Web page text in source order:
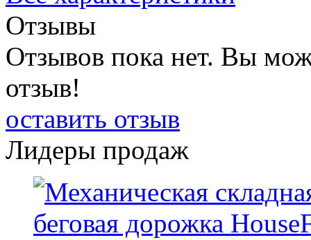
Отзывы
Отзывов пока нет. Вы
отзыв!
оставить отзыв
Лидеры продаж